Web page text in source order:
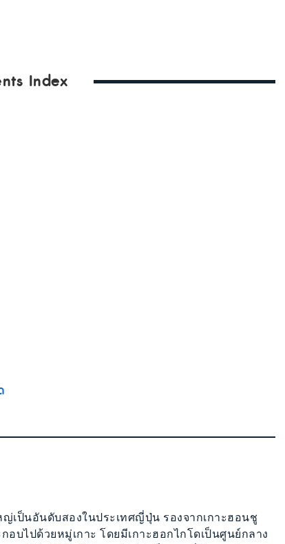
Index
ญ่เป็นอันดับสองในประเทศญี่ปุ่น รองจากเกาะฮอนชู
บไปด้วยหมู่เกาะ โดยมีเกาะฮอกไกโดเป็นศูนย์กลาง